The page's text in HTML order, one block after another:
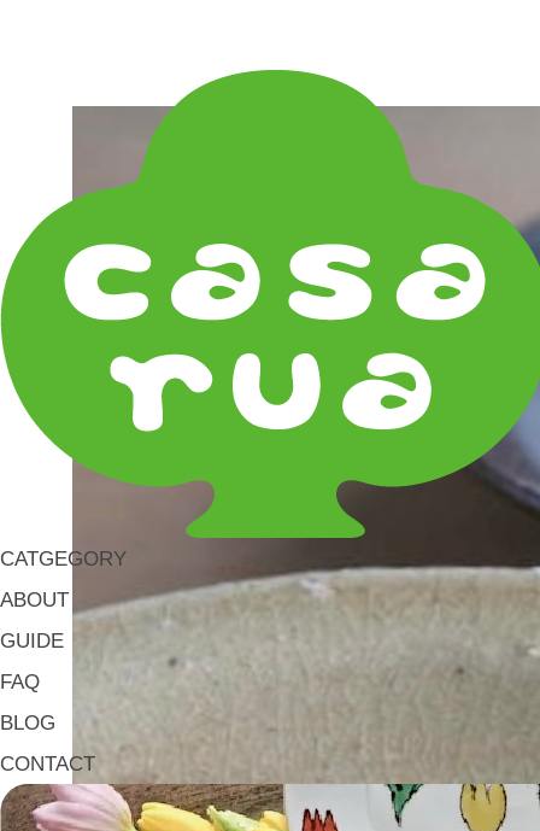
CATGEGORY
ABOUT
GUIDE
FAQ
BLOG
CONTACT